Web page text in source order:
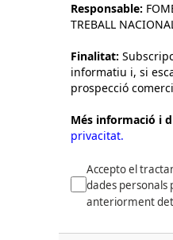
Responsable:
TREBALL
Finalitat:
informatiu i, si
prospecció
Més informació i
privacitat.
Accepto el
dades personals
anteriorment